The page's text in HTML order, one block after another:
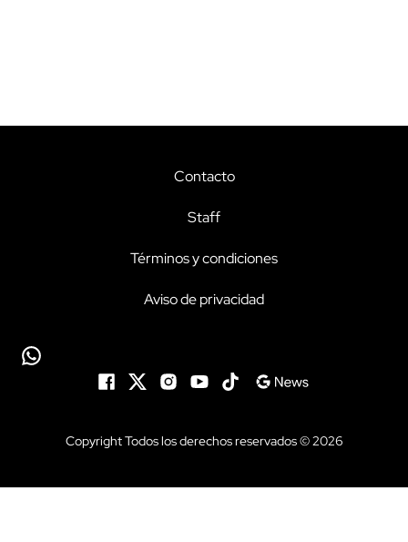
Contacto
Staff
Términos y condiciones
Aviso de privacidad
Copyright Todos los derechos reservados © 2026